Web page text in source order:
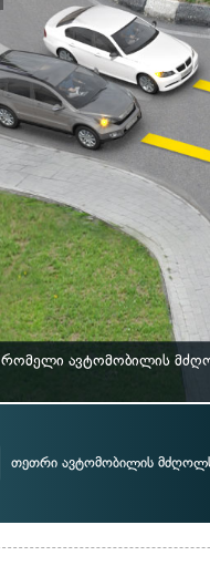
რომელი ავტომობილის
თეთრი ავტომობილის